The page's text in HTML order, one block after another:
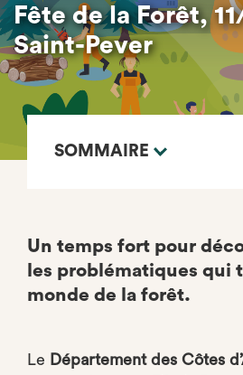
Fête de la Forêt,
Saint-Pever
SOMMAIRE
Un temps fort pour
les problématiques qui
monde de la forêt.
Le Département des Côtes